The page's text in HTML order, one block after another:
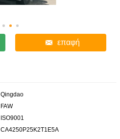
επαφή
Qingdao
FAW
ISO9001
CA4250P25K2T1E5A